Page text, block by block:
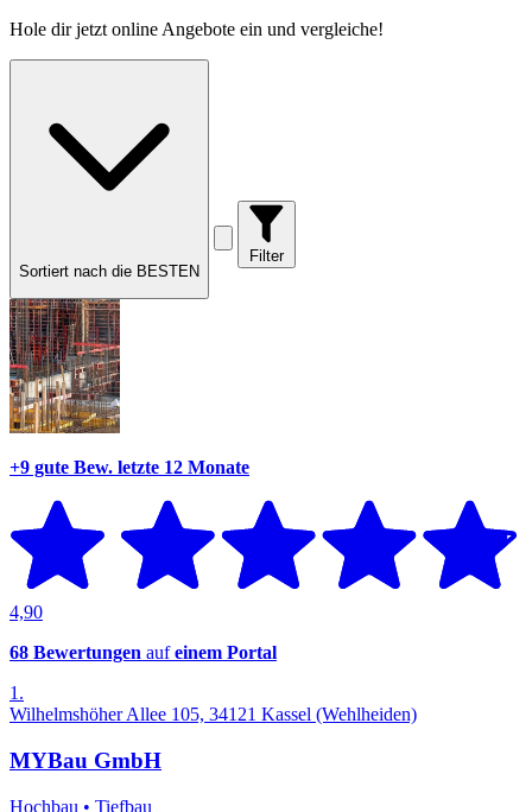
Hole dirjetzt online Angebote ein und vergleiche!
Sortiert nach die BESTEN
Filter
+9 gute Bew. letzte 12 Monate
4,90
68 Bewertungen aufeinem Portal
1.
Wilhelmshöher Allee 105, 34121 Kassel (Wehlheiden)
MYBau GmbH
Hochbau • Tiefbau